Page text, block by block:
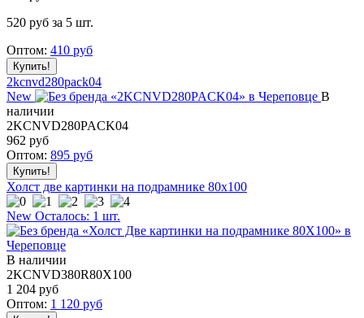
520 руб за 5 шт.
Оптом: 410 руб
2kcnvd280pack04
New
В
наличии
2KCNVD280PACK04
962 руб
Оптом: 895 руб
Холст две картинки на подрамнике 80x100
New Осталось: 1 шт.
В наличии
2KCNVD380R80X100
1 204 руб
Оптом: 1 120 руб